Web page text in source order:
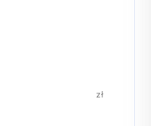
zł